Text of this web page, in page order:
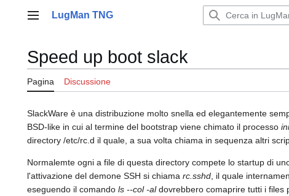
Menu principale
LugMan TNG
Speed up boot slack
Pagina Discussione
SlackWare è una distribuzione molto snella ed elegantemente
BSD-like in cui al termine del bootstrap viene chimato il processo
directory /etc/rc.d il quale, a sua volta chiama in sequenza altri
Normalemte ogni a file di questa directory compete lo startup di
l'attivazione del demone SSH si chiama rc.sshd , il quale
eseguendo il comando ls --col -aldovrebbero comaprire tutti i files